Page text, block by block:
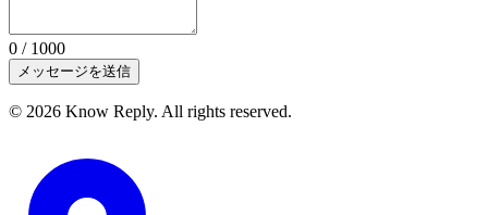
0 / 1000
メッセージを送信
© 2026 Know Reply. All rights reserved.